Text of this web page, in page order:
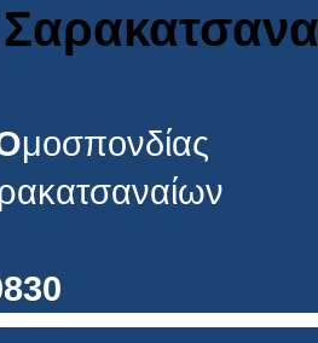
μοσπονδίας